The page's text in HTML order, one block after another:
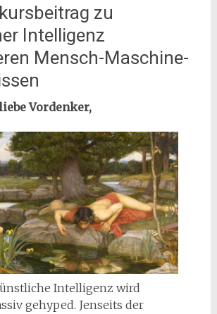
zu
Intelligenz
Mensch-Maschine-
Vordenker,
Intelligenz wird
gehyped. Jenseits der